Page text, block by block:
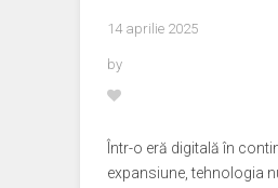
14 aprilie 2025
by
Într-o eră digitală în
expansiune, tehnologia